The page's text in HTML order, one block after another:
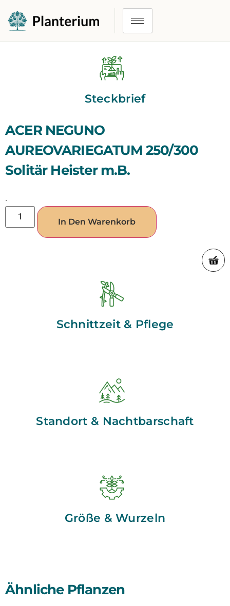
Steckbrief
ACER NEGUNO
AUREOVARIEGATUM 250/300
Solitär Heister m.B.
.
In Den Warenkorb
Schnittzeit & Pflege
Standort & Nachtbarschaft
Größe & Wurzeln
Ähnliche Pflanzen